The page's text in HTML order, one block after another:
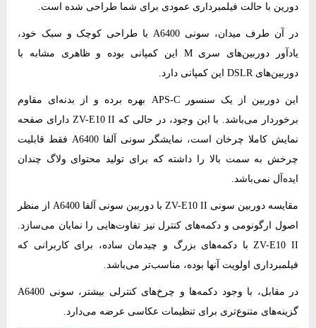
دورین با حالت فیلمبرداری عمودی برای شما طراحی شده است.
در آن طرف میدان، سونی A6400 با طراحی کوچک و سبک خود،
یادآور دوربین‌های سری M این کمپانی بوده و ظاهری مشابه با
دوربین‌های DSLR این کمپانی دارد.
این دوربین از یک سنسور APS-C بهره برده و از بدنه‌ای مقاوم
برخوردار می‌باشد. با این وجود، در حالی که ZV-E10 II دارای صفحه
نمایش کاملا چرخان است، نمایشگر سونی آلفا A6400 فقط قابلیت
چرخش به سمت بالا را داشته که برای تولید محتوای ولاگ چندان
ایده‌آل نمی‌باشد.
مقایسه دوربین سونی ZV-E10 II با دوربین سونی آلفا A6400
از منظر
اصول ارگونومی و دکمه‌های کنترل نیز تفاوت‌هایی را نمایان می‌سازد.
ZV-E10 II با دکمه‌های بزرگ و چیدمان ساده، برای کاربرانی که
فیلمبرداری اولویت آنها بوده، مناسب‌تر می‌باشد.
در مقابل، با وجود دکمه‌ها و چرخ‌های کنترلی بیشتر، سونی A6400
گزینه‌های متنوع‌تری برای تنظیمات عکاسی عرضه می‌دارد.